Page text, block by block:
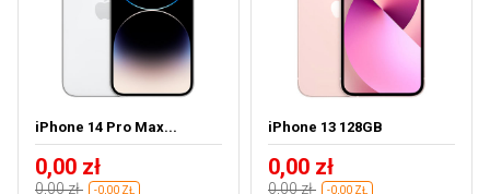
iPhone 14 Pro Max...
0,00 zł
0,00 zł -0,00 ZŁ
iPhone 13 128GB
0,00 zł
0,00 zł -0,00 ZŁ